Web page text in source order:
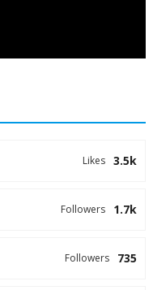
3.5k
Likes
1.7k
Followers
735
Followers